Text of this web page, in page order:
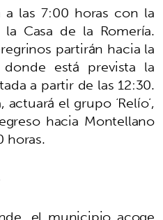
a las 7:00 horas con la
Casa de la Romería.
partirán hacia la
está prevista la
a partir de las 12:30.
el grupo ‘Relío’,
hacia Montellano
horas.